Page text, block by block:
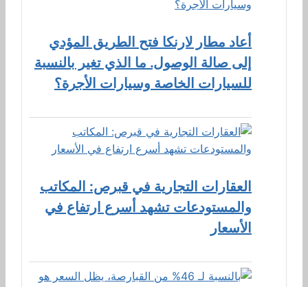
أعاد مطار لارنكا فتح الطريق المؤدي
إلى صالة الوصول. ما الذي تغير بالنسبة
للسيارات الخاصة وسيارات الأجرة؟
العقارات التجارية في قبرص: المكاتب
والمستودعات تشهد أسرع ارتفاع في
الأسعار